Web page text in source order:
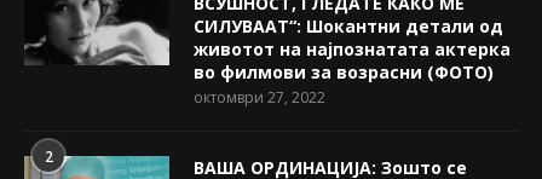
СИЛУВААТ“: Шокантни детали од
животот на најпознатата актерка
во филмови за возрасни (ФОТО)
октомври 27, 2022
2
ВАША ОРДИНАЦИЈА: Зошто се